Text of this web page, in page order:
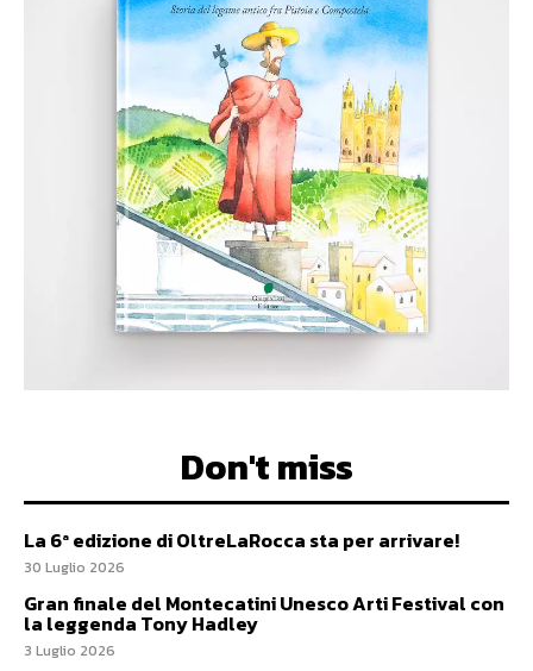
Don't miss
La 6ª edizione di OltreLaRocca sta per arrivare!
30 Luglio 2026
Gran finale del Montecatini Unesco Arti Festival con
la leggenda Tony Hadley
3 Luglio 2026